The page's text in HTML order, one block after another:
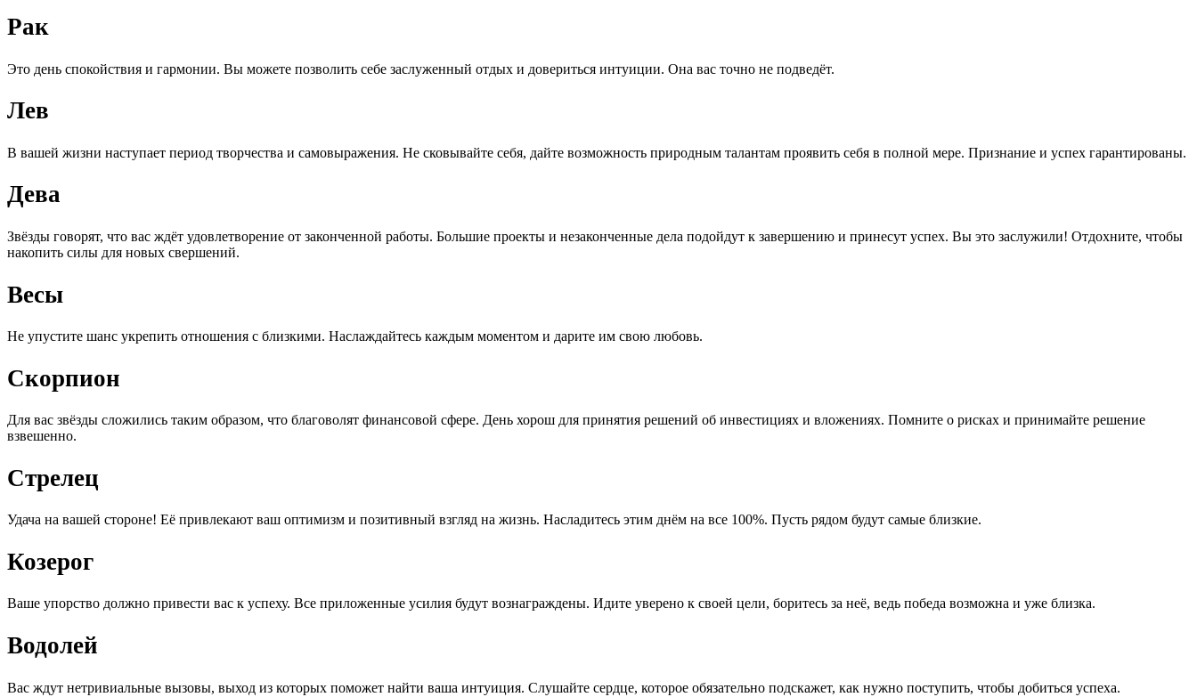
Рак
Это день спокойствия и гармонии. Вы можете позволить себе заслуженный отдых и довериться интуиции. Она вас точно не подведёт.
Лев
В вашей жизни наступает период творчества и самовыражения. Не сковывайте себя, дайте возможность природным талантам проявить себя в полной мере. Признание и успех гарантированы.
Дева
Звёзды говорят, что вас ждёт удовлетворение от законченной работы. Большие проекты и незаконченные дела подойдут к завершению и принесут успех. Вы это заслужили! Отдохните, чтобы
накопить силы для новых свершений.
Весы
Не упустите шанс укрепить отношения с близкими. Наслаждайтесь каждым моментом и дарите им свою любовь.
Скорпион
Для вас звёзды сложились таким образом, что благоволят финансовой сфере. День хорош для принятия решений об инвестициях и вложениях. Помните о рисках и принимайте решение
взвешенно.
Стрелец
Удача на вашей стороне! Её привлекают ваш оптимизм и позитивный взгляд на жизнь. Насладитесь этим днём на все 100%. Пусть рядом будут самые близкие.
Козерог
Ваше упорство должно привести вас к успеху. Все приложенные усилия будут вознаграждены. Идите уверено к своей цели, боритесь за неё, ведь победа возможна и уже близка.
Водолей
Вас ждут нетривиальные вызовы, выход из которых поможет найти ваша интуиция. Слушайте сердце, которое обязательно подскажет, как нужно поступить, чтобы добиться успеха.